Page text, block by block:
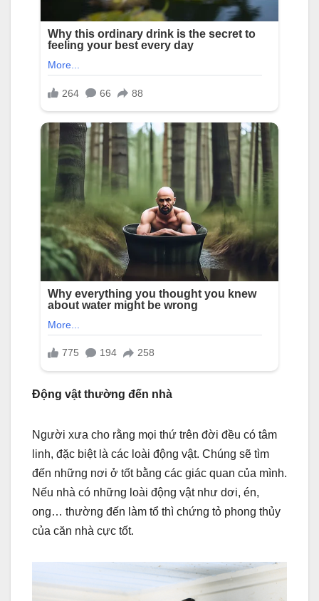
Động vật thường đến nhà
Người xưa cho rằng mọi thứ trên đời đều có tâm
linh, đặc biệt là các loài động vật. Chúng sẽ tìm
đến những nơi ở tốt bằng các giác quan của mình.
Nếu nhà có những loài động vật như dơi, én,
ong… thường đến làm tổ thì chứng tỏ phong thủy
của căn nhà cực tốt.